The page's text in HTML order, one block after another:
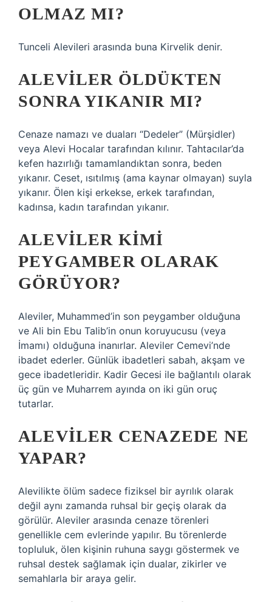
OLMAZ MI?
Tunceli Alevileri arasında buna Kirvelik denir.
ALEVILER ÖLDÜKTEN
SONRA YIKANIR MI?
Cenaze namazı ve duaları “Dedeler” (Mürşidler)
veya Alevi Hocalar tarafından kılınır. Tahtacılar’da
kefen hazırlığı tamamlandıktan sonra, beden
yıkanır. Ceset, ısıtılmış (ama kaynar olmayan) suyla
yıkanır. Ölen kişi erkekse, erkek tarafından,
kadınsa, kadın tarafından yıkanır.
ALEVILER KIMI
PEYGAMBER OLARAK
GÖRÜYOR?
Aleviler, Muhammed’in son peygamber olduğuna
ve Ali bin Ebu Talib’in onun koruyucusu (veya
İmamı) olduğuna inanırlar. Aleviler Cemevi’nde
ibadet ederler. Günlük ibadetleri sabah, akşam ve
gece ibadetleridir. Kadir Gecesi ile bağlantılı olarak
üç gün ve Muharrem ayında on iki gün oruç
tutarlar.
ALEVILER CENAZEDE NE
YAPAR?
Alevilikte ölüm sadece fiziksel bir ayrılık olarak
değil aynı zamanda ruhsal bir geçiş olarak da
görülür. Aleviler arasında cenaze törenleri
genellikle cem evlerinde yapılır. Bu törenlerde
topluluk, ölen kişinin ruhuna saygı göstermek ve
ruhsal destek sağlamak için dualar, zikirler ve
semahlarla bir araya gelir.